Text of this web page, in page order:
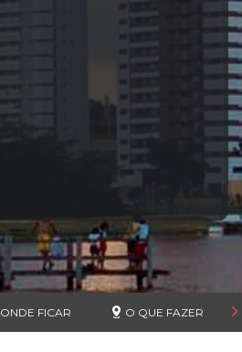
ONDE FICAR O QUE FAZER